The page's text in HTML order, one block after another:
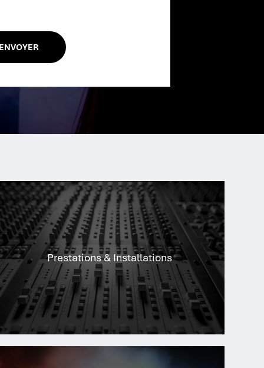
Prestations & Installations